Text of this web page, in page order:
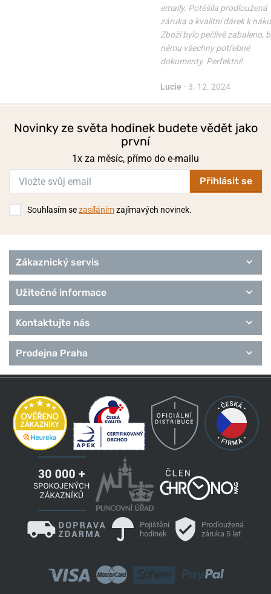
emaily. Potěšila prodloužená
záruka a kvalitní dárek k
Zboží bylo pečlivě zabaleno,
němu všechny potřebné
dokumenty. Perfektní!
Lucie • 3. 12. 2024
Novinky ze světa hodinek budete vědět jako
první
1x za měsíc, přímo do e-mailu
Přihlásit se
Souhlasím sezasílánímzajímavých novinek.
Zákaznický servis
Užitečné informace
Kontaktujte nás
Prodejna Praha
Pojištění
hodinek
Prodloužená
záruka 5 let